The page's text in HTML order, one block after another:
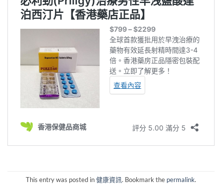
This entry was posted in健康資訊. Bookmark the permalink.